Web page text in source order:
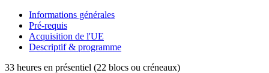
Informations générales
Pré-requis
Acquisition de l'UE
Descriptif & programme
33 heures en présentiel (22 blocs ou créneaux)